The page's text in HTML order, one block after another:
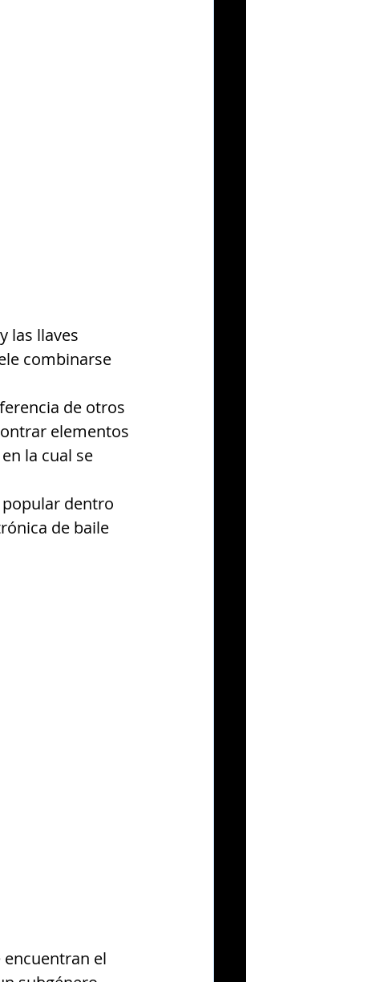
las llaves
combinarse
de otros
elementos
la cual se
dentro
de baile
encuentran el